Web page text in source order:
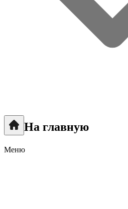
На главную
Меню